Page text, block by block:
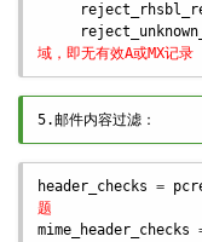
域，即无有效A或MX记录
5.邮件内容过滤：
header_checks =
题
mime_header_checks